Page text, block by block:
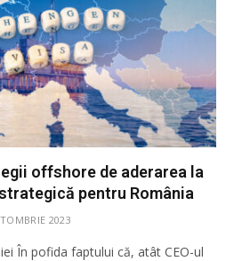
offshore de aderarea la
pentru România
2023
În pofida faptului că, atât CEO-ul